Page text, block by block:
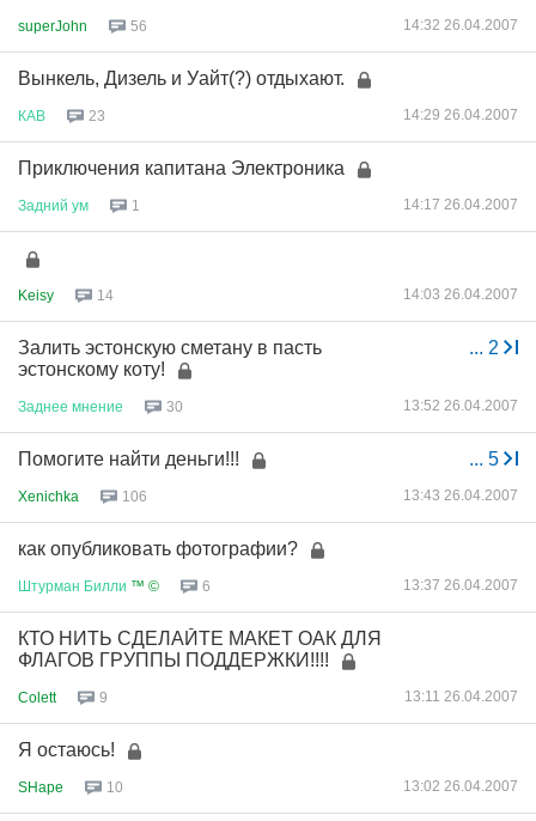
superJohn 56 14:32 26.04.2007
Вынкель, Дизель и Уайт(?) отдыхают.
КАВ 23 14:29 26.04.2007
Приключения капитана Электроника
Задний ум 1 14:17 26.04.2007
Keisy 14 14:03 26.04.2007
... 2
Залить эстонскую сметану в пасть
эстонскому коту!
Заднее мнение 30 13:52 26.04.2007
... 5
Помогите найти деньги!!!
Xenichka 106 13:43 26.04.2007
как опубликовать фотографии?
Штурман Билли ™ © 6 13:37 26.04.2007
КТО НИТЬ СДЕЛАЙТЕ МАКЕТ ОАК ДЛЯ
ФЛАГОВ ГРУППЫ ПОДДЕРЖКИ!!!!
Colett 9 13:11 26.04.2007
Я остаюсь!
SHape 10 13:02 26.04.2007